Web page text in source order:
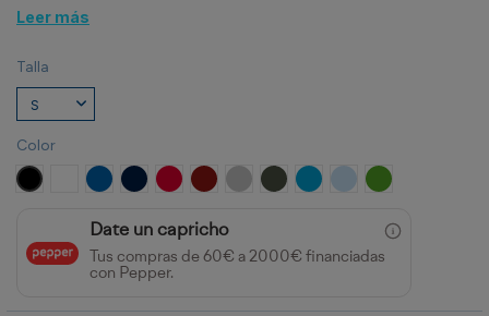
Leer más
Talla
Color
NEGRO BLANCOROYAL MARINOROJO GRANATEGRIS VIGORE
PLOMO OSCURO
TURQUESACELESTEVERDE GRASS
Date un capricho
Tus compras de 60€ a 2000€ financiadas
con Pepper.